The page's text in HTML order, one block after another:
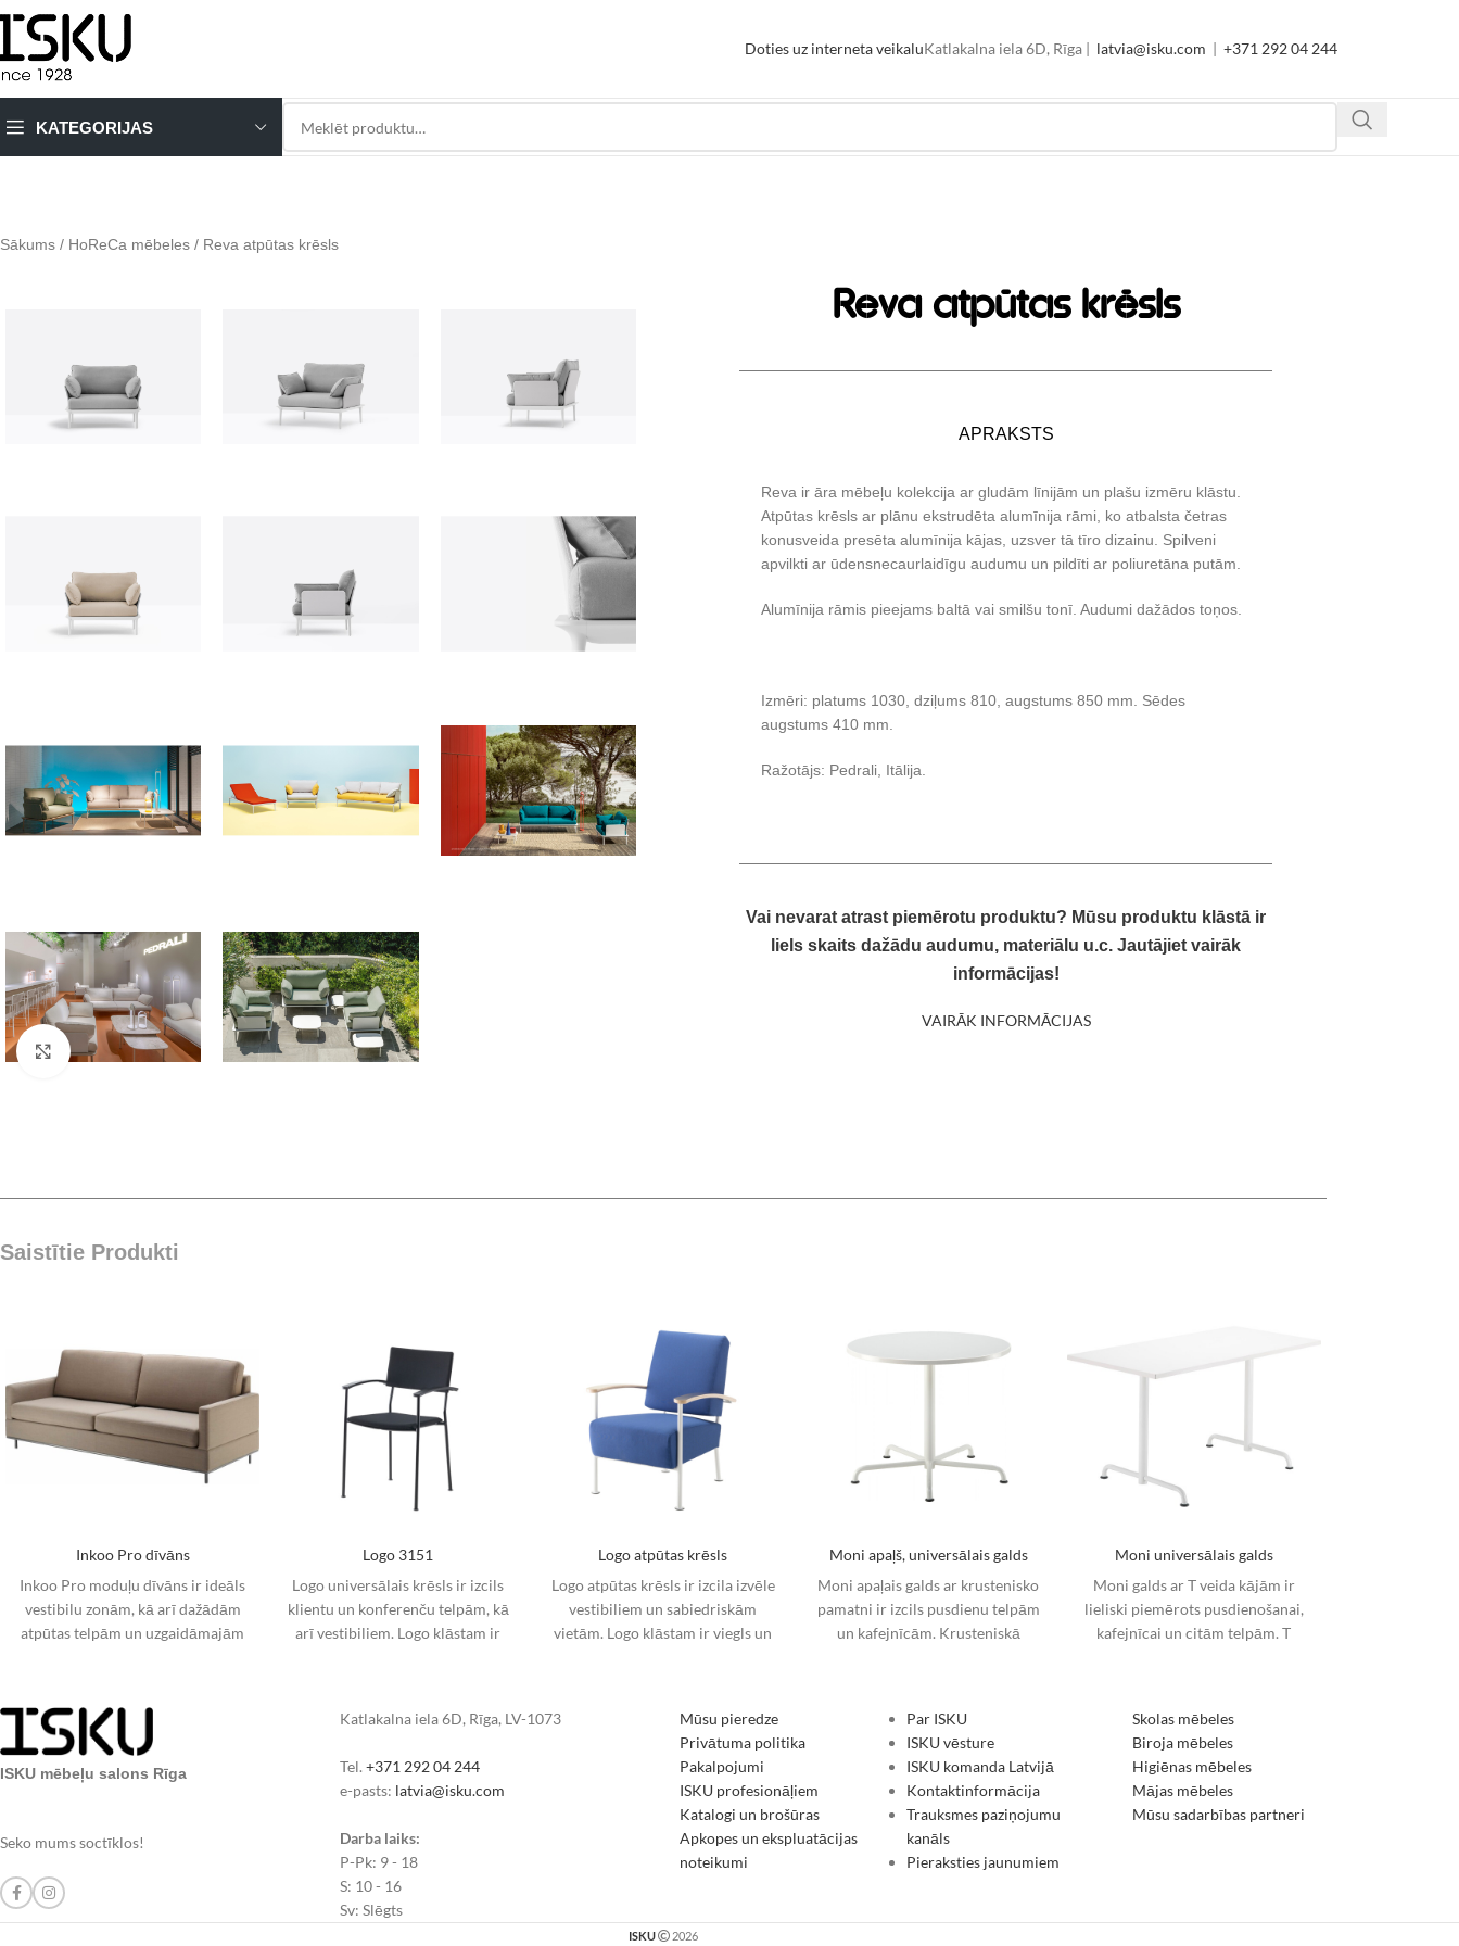
Doties uz interneta veikaluKatlakalna iela 6D, Rīga | latvia@isku.com | +371 292 04 244
KATEGORIJAS
Sākums HoReCa mēbeles Reva atpūtas krēsls
Click to enlarge
Reva atpūtas krēsls
APRAKSTS
Reva ir āra mēbeļu kolekcija ar gludām līnijām un plašu izmēru klāstu.
Atpūtas krēsls ar plānu ekstrudēta alumīnija rāmi, ko atbalsta četras
konusveida presēta alumīnija kājas, uzsver tā tīro dizainu. Spilveni
apvilkti ar ūdensnecaurlaidīgu audumu un pildīti ar poliuretāna putām.
Alumīnija rāmis pieejams baltā vai smilšu tonī. Audumi dažādos toņos.
Izmēri: platums 1030, dziļums 810, augstums 850 mm. Sēdes
augstums 410 mm.
Ražotājs: Pedrali, Itālija.
Vai nevarat atrast piemērotu produktu? Mūsu produktu klāstā ir
liels skaits dažādu audumu, materiālu u.c. Jautājiet vairāk
informācijas!
VAIRĀK INFORMĀCIJAS
Saistītie Produkti
Inkoo Pro dīvāns
Inkoo Pro moduļu dīvāns ir ideāls
vestibilu zonām, kā arī dažādām
atpūtas telpām un uzgaidāmajām
Logo 3151
Logo universālais krēsls ir izcils
klientu un konferenču telpām, kā
arī vestibiliem. Logo klāstam ir
Logo atpūtas krēsls
Logo atpūtas krēsls ir izcila izvēle
vestibiliem un sabiedriskām
vietām. Logo klāstam ir viegls un
Moni apaļš, universālais galds
Moni apaļais galds ar krustenisko
pamatni ir izcils pusdienu telpām
un kafejnīcām. Krusteniskā
Moni universālais galds
Moni galds ar T veida kājām ir
lieliski piemērots pusdienošanai,
kafejnīcai un citām telpām. T
ISKU mēbeļu salons Rīga
Seko mums soctīklos!
Katlakalna iela 6D, Rīga, LV-1073
Tel. +371 292 04 244
e-pasts: latvia@isku.com
Darba laiks:
P-Pk: 9 - 18
S: 10 - 16
Sv: Slēgts
Mūsu pieredze
Privātuma politika
Pakalpojumi
ISKU profesionāļiem
Katalogi un brošūras
Apkopes un ekspluatācijas
noteikumi
Par ISKU
ISKU vēsture
ISKU komanda Latvijā
Kontaktinformācija
Trauksmes paziņojumu
kanāls
Pieraksties jaunumiem
Skolas mēbeles
Biroja mēbeles
Higiēnas mēbeles
Mājas mēbeles
Mūsu sadarbības partneri
ISKU 2026